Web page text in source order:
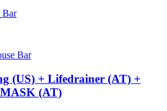
Bar
Bar
(US) + Lifedrainer (AT) +
(AT)